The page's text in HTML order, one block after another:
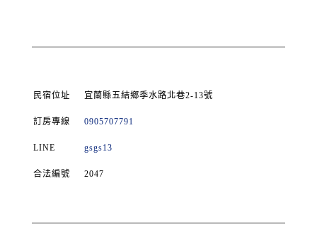
民宿位址 宜蘭縣五結鄉季水路北巷2-13號
訂房專線 0905707791
LINE gsgs13
合法編號 2047